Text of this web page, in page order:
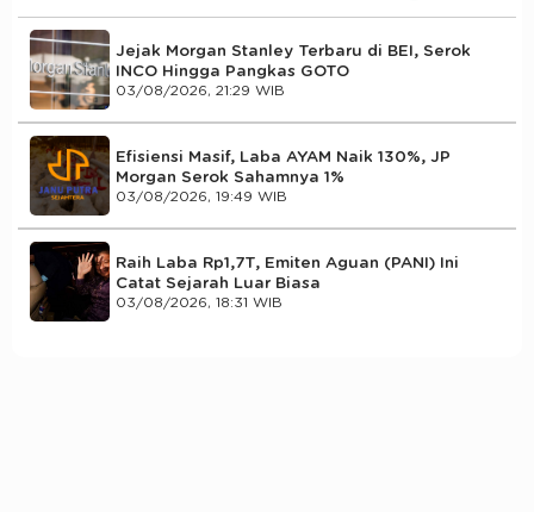
Jejak Morgan Stanley Terbaru di BEI, Serok
INCO Hingga Pangkas GOTO
03/08/2026, 21:29 WIB
Efisiensi Masif, Laba AYAM Naik 130%, JP
Morgan Serok Sahamnya 1%
03/08/2026, 19:49 WIB
Raih Laba Rp1,7T, Emiten Aguan (PANI) Ini
Catat Sejarah Luar Biasa
03/08/2026, 18:31 WIB